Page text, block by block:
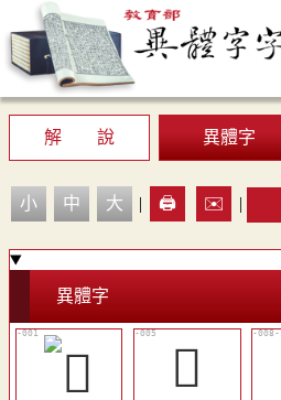
最新消息
顯示模式
網站導覽
解 說
異體字
小 中 大 | 🖨️ ✉️ |
異體字
󲸃